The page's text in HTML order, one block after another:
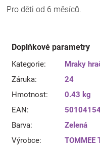
Pro děti od 6 měsíců.
Doplňkové parametry
Kategorie:
Mraky
Záruka:
24
Hmotnost:
0.43 kg
EAN:
Barva:
Zelená
Výrobce:
TOMMEE